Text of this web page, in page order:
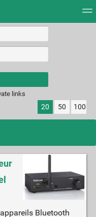
results.
links
20 50 100
Bluetooth